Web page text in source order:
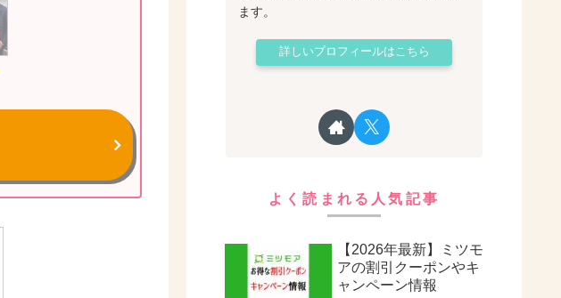
ます。
詳しいプロフィールはこちら
よく読まれる人気記事
【2026年最新】ミツモ
アの割引クーポンやキ
ャンペーン情報